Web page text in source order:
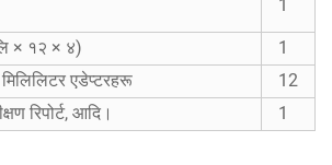
1
× १२ × ४)
1
एडेप्टरहरू
12
रिपोर्ट, आदि।
1